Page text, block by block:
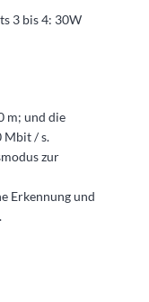
3 bis 4: 30W
m; und die
Mbit / s.
zur
Erkennung und